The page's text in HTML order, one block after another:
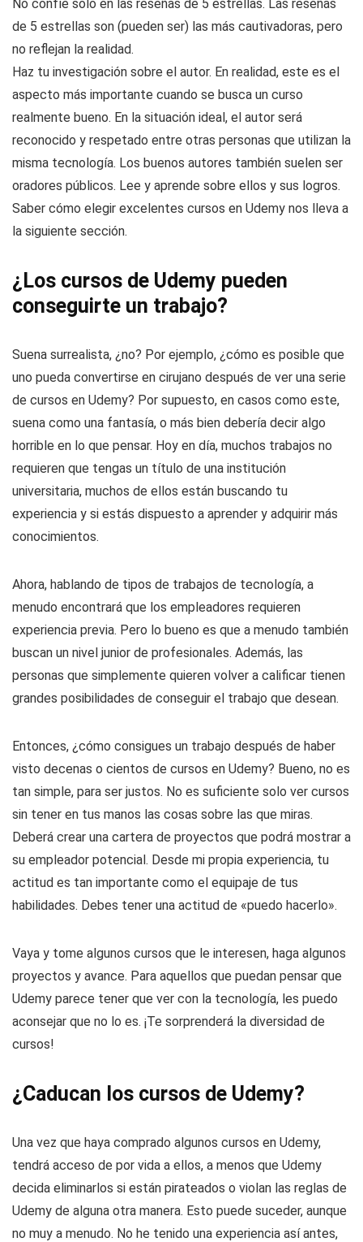
No confíe solo en las reseñas de 5 estrellas. Las reseñas
de 5 estrellas son (pueden ser) las más cautivadoras, pero
no reflejan la realidad.
Haz tu investigación sobre el autor. En realidad, este es el
aspecto más importante cuando se busca un curso
realmente bueno. En la situación ideal, el autor será
reconocido y respetado entre otras personas que utilizan la
misma tecnología. Los buenos autores también suelen ser
oradores públicos. Lee y aprende sobre ellos y sus logros.
Saber cómo elegir excelentes cursos en Udemy nos lleva a
la siguiente sección.
¿Los cursos de Udemy pueden
conseguirte un trabajo?
Suena surrealista, ¿no? Por ejemplo, ¿cómo es posible que
uno pueda convertirse en cirujano después de ver una serie
de cursos en Udemy? Por supuesto, en casos como este,
suena como una fantasía, o más bien debería decir algo
horrible en lo que pensar. Hoy en día, muchos trabajos no
requieren que tengas un título de una institución
universitaria, muchos de ellos están buscando tu
experiencia y si estás dispuesto a aprender y adquirir más
conocimientos.
Ahora, hablando de tipos de trabajos de tecnología, a
menudo encontrará que los empleadores requieren
experiencia previa. Pero lo bueno es que a menudo también
buscan un nivel junior de profesionales. Además, las
personas que simplemente quieren volver a calificar tienen
grandes posibilidades de conseguir el trabajo que desean.
Entonces, ¿cómo consigues un trabajo después de haber
visto decenas o cientos de cursos en Udemy? Bueno, no es
tan simple, para ser justos. No es suficiente solo ver cursos
sin tener en tus manos las cosas sobre las que miras.
Deberá crear una cartera de proyectos que podrá mostrar a
su empleador potencial. Desde mi propia experiencia, tu
actitud es tan importante como el equipaje de tus
habilidades. Debes tener una actitud de «puedo hacerlo».
Vaya y tome algunos cursos que le interesen, haga algunos
proyectos y avance. Para aquellos que puedan pensar que
Udemy parece tener que ver con la tecnología, les puedo
aconsejar que no lo es. ¡Te sorprenderá la diversidad de
cursos!
¿Caducan los cursos de Udemy?
Una vez que haya comprado algunos cursos en Udemy,
tendrá acceso de por vida a ellos, a menos que Udemy
decida eliminarlos si están pirateados o violan las reglas de
Udemy de alguna otra manera. Esto puede suceder, aunque
no muy a menudo. No he tenido una experiencia así antes,